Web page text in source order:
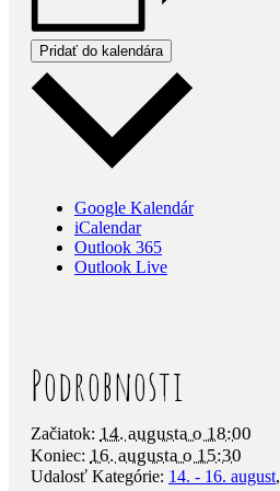
Pridať do kalendára
Google Kalendár
iCalendar
Outlook 365
Outlook Live
Podrobnosti
Začiatok: 14. augusta o 18:00
Koniec: 16. augusta o 15:30
Udalosť Kategórie: 14. - 16. august,